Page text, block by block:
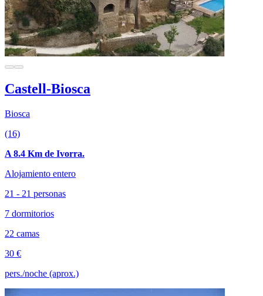
Castell-Biosca
Biosca
(16)
A 8.4 Km de Ivorra.
Alojamiento entero
21 - 21 personas
7 dormitorios
22 camas
30 €
pers./noche (aprox.)